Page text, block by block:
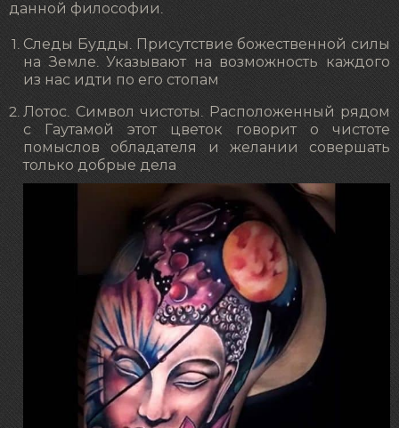
данной философии.
Следы Будды. Присутствие божественной силы
на Земле. Указывают на возможность каждого
из нас идти по его стопам
Лотос. Символ чистоты. Расположенный рядом
с Гаутамой этот цветок говорит о чистоте
помыслов обладателя и желании совершать
только добрые дела